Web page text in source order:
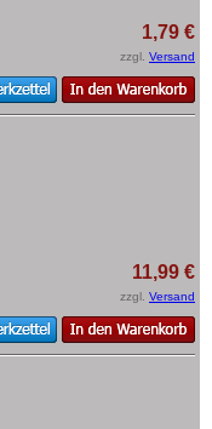
1,79 €
zzgl. Versand
11,99 €
zzgl. Versand